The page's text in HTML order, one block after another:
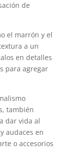
de
el marrón y el
a un
en detalles
para agregar
también
dar vida al
audaces en
o accesorios